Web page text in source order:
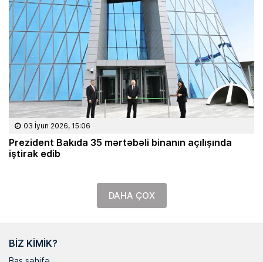
03 İyun 2026, 15:06
Prezident Bakıda 35 mərtəbəli binanın açılışında
iştirak edib
DAHA ÇOX
BIZ KIMIK?